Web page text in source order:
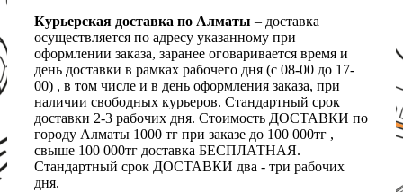
Курьерская доставка по Алматы – доставка
осуществляется по адресу указанному при
оформлении заказа, заранее оговаривается время и
день доставки в рамках рабочего дня (с 08-00 до 17-
00) , в том числе и в день оформления заказа, при
наличии свободных курьеров. Стандартный срок
доставки 2-3 рабочих дня. Стоимость ДОСТАВКИ по
городу Алматы 1000 тг при заказе до 100 000тг ,
свыше 100 000тг доставка БЕСПЛАТНАЯ.
Стандартный срок ДОСТАВКИ два - три рабочих
дня.